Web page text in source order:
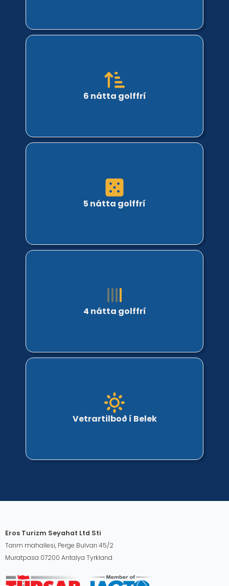
6 nátta golffrí
5 nátta golffrí
4 nátta golffrí
Vetrartilboð í Belek
Eros Turizm Seyahat Ltd Sti
Tarım mahallesi, Perge Bulvarı 45/2
Muratpasa 07200 Antalya Tyrkland